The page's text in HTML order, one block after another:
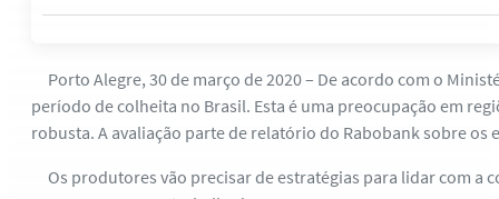
Porto Alegre, 30 de março de 2020 – De acordo com o
período de colheita no Brasil. Esta é uma preocupação em
robusta. A avaliação parte de relatório do Rabobank sobre
Os produtores vão precisar de estratégias para lidar com a